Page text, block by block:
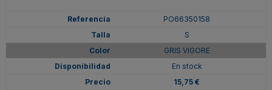
PO66350158
S
GRIS VIGORE
En stock
15,75 €